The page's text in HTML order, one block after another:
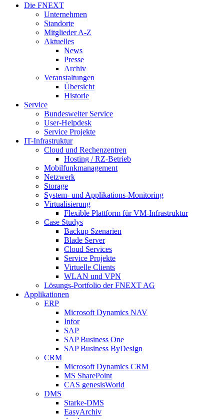
Die FNEXT
Unternehmen
Standorte
Mitglieder A-Z
Aktuelles
News
Presse
Archiv
Veranstaltungen
Übersicht
Historie
Service
Bundesweiter Service
User-Helpdesk
Service Projekte
IT-Infrastruktur
Cloud und Rechenzentren
Hosting / RZ-Betrieb
Mobilfunkmanagement
Netzwerk
Storage
System- und Applikations-Monitoring
Virtualisierung
Flexible Plattform für VM-Infrastruktur
Case Studys
Backup Szenarien
Blade Server
Cloud Services
Service Projekte
Virtuelle Clients
WLAN und VPN
Lösungs-Portfolio der FNEXT AG
Applikationen
ERP
Microsoft Dynamics NAV
Infor
SAP
SAP Business One
SAP Business ByDesign
CRM
Microsoft Dynamics CRM
MS SharePoint
CAS genesisWorld
DMS
Starke-DMS
EasyArchiv